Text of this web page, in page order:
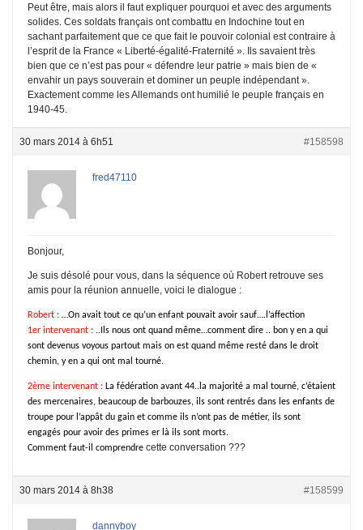
Peut être, mais alors il faut expliquer pourquoi et avec des arguments
solides. Ces soldats français ont combattu en Indochine tout en
sachant parfaitement que ce que fait le pouvoir colonial est contraire à
l’esprit de la France « Liberté-égalité-Fraternité ». Ils savaient très
bien que ce n’est pas pour « défendre leur patrie » mais bien de «
envahir un pays souverain et dominer un peuple indépendant ».
Exactement comme les Allemands ont humilié le peuple français en
1940-45.
30 mars 2014 à 6h51 #158598
fred47110
Bonjour,
Je suis désolé pour vous, dans la séquence où Robert retrouve ses
amis pour la réunion annuelle, voici le dialogue :
Robert : …On avait tout ce qu’un enfant pouvait avoir sauf….l’affection
1er intervenant : ..Ils nous ont quand même…comment dire .. bon y en a qui
sont devenus voyous partout mais on est quand même resté dans le droit
chemin, y en a qui ont mal tourné.
2ème intervenant : La fédération avant 44..la majorité a mal tourné, c’étaient
des mercenaires, beaucoup de barbouzes, ils sont rentrés dans les enfants de
troupe pour l’appât du gain et comme ils n’ont pas de métier, ils sont
engagés pour avoir des primes er là ils sont morts.
Comment faut-il comprendre cette conversation ???
30 mars 2014 à 8h38 #158599
dannyboy